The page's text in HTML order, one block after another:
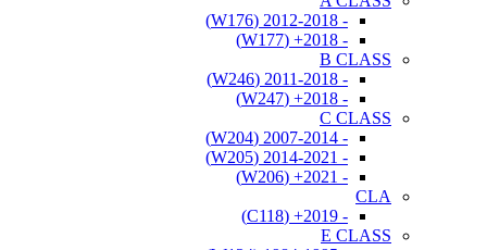
- 2012-2018 (W176)
- 2018+ (W177)
B CLASS
- 2011-2018 (W246)
- 2018+ (W247)
C CLASS
- 2007-2014 (W204)
- 2014-2021 (W205)
- 2021+ (W206)
CLA
- 2019+ (C118)
E CLASS